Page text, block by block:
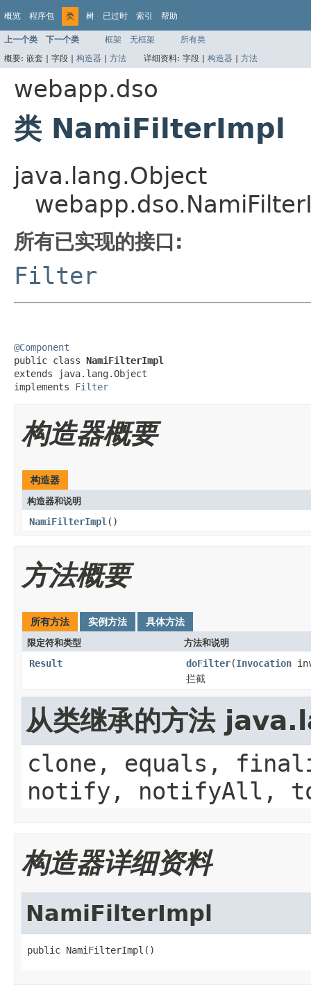
概览 程序包 类 树 已过时 索引 帮助
上一个类 下一个类 框架 无框架
所有类
概要: 嵌套 | 字段 | 构造器 | 方法 详细资料: 字段 | 构造器 | 方法
webapp.dso
类 NamiFilterImpl
java.lang.Object
所有已实现的接口:
Filter
@Component
public class NamiFilterImpl
extends java.lang.Object
implements Filter
构造器概要
构造器
构造器和说明
NamiFilterImpl ()
方法概要
所有方法 实例方法 具体方法
限定符和类型 方法和说明
Result doFilter(Invocation
拦截
从类继承的方法
clone, equals,
notify, notifyAll,
构造器详细资料
NamiFilterImpl
public NamiFilterImpl()